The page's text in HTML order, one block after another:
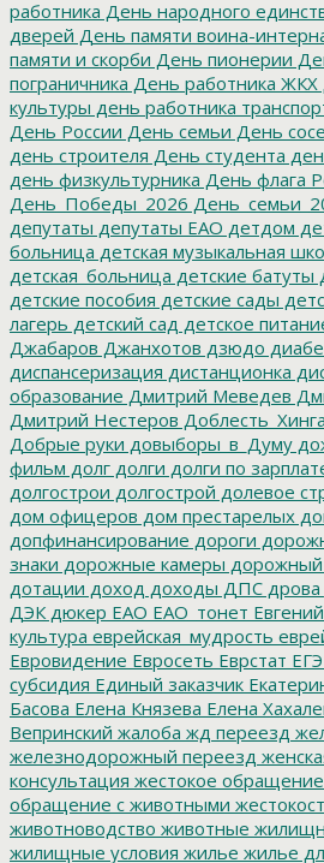
работника День народного
дверей День памяти воина-
памяти и скорби День пионерии
пограничника День работника ЖКХ
культуры день работника
День России День семьи День
день строителя День студента
день физкультурника День флага
День_Победы_2026
депутаты депутаты ЕАО детдом
больница детская музыкальная
детская_больница детские батуты
детские пособия детские сады
лагерь детский сад детское
Джабаров Джанхотов дзюдо
диспансеризация дистанционка
образование Дмитрий Меведев
Дмитрий Нестеров
Добрые руки довыборы_в_Думу
фильм долг долги долги по
долгострои долгострой долевое
дом офицеров дом престарелых
допфинансирование дороги
знаки дорожные камеры
дотации доход доходы ДПС дрова
ДЭК дюкер ЕАО ЕАО_тонет
культура еврейская_мудрость
Евровидение Евросеть Еврстат ЕГЭ
субсидия Единый заказчик
Басова Елена Князева Елена
Вепринский жалоба жд переезд
железнодорожный переезд
консультация жестокое
обращение с животными
животноводство животные
жилищные условия жилье жилье